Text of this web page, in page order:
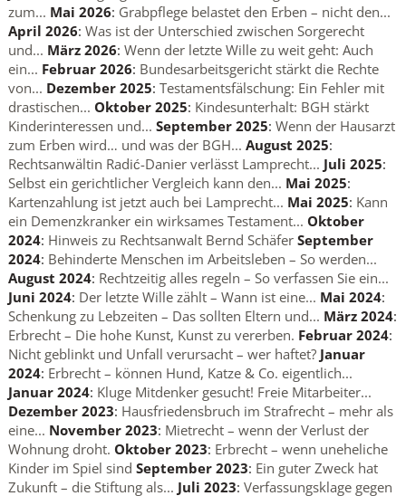
zum... Mai 2026: Grabpflege belastet den Erben – nicht den...
April 2026: Was ist der Unterschied zwischen Sorgerecht
und... März 2026: Wenn der letzte Wille zu weit geht: Auch
ein... Februar 2026: Bundesarbeitsgericht stärkt die Rechte
von... Dezember 2025: Testamentsfälschung: Ein Fehler mit
drastischen... Oktober 2025: Kindesunterhalt: BGH stärkt
Kinderinteressen und... September 2025: Wenn der Hausarzt
zum Erben wird… und was der BGH... August 2025:
Rechtsanwältin Radić-Danier verlässt Lamprecht... Juli 2025:
Selbst ein gerichtlicher Vergleich kann den... Mai 2025:
Kartenzahlung ist jetzt auch bei Lamprecht... Mai 2025: Kann
ein Demenzkranker ein wirksames Testament... Oktober
2024: Hinweis zu Rechtsanwalt Bernd Schäfer September
2024: Behinderte Menschen im Arbeitsleben – So werden...
August 2024: Rechtzeitig alles regeln – So verfassen Sie ein...
Juni 2024: Der letzte Wille zählt – Wann ist eine... Mai 2024:
Schenkung zu Lebzeiten – Das sollten Eltern und... März 2024:
Erbrecht – Die hohe Kunst, Kunst zu vererben. Februar 2024:
Nicht geblinkt und Unfall verursacht – wer haftet? Januar
2024: Erbrecht – können Hund, Katze & Co. eigentlich...
Januar 2024: Kluge Mitdenker gesucht! Freie Mitarbeiter...
Dezember 2023: Hausfriedensbruch im Strafrecht – mehr als
eine... November 2023: Mietrecht – wenn der Verlust der
Wohnung droht. Oktober 2023: Erbrecht – wenn uneheliche
Kinder im Spiel sind September 2023: Ein guter Zweck hat
Zukunft – die Stiftung als... Juli 2023: Verfassungsklage gegen